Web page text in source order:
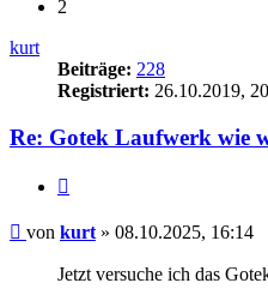
2
kurt
Beiträge: 228
Registriert: 26.10.2019,
Re: Gotek Laufwerk wie
Beitrag
von kurt » 08.10.2025, 16:14
Jetzt versuche ich das